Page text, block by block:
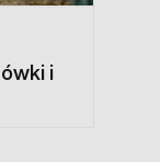
i